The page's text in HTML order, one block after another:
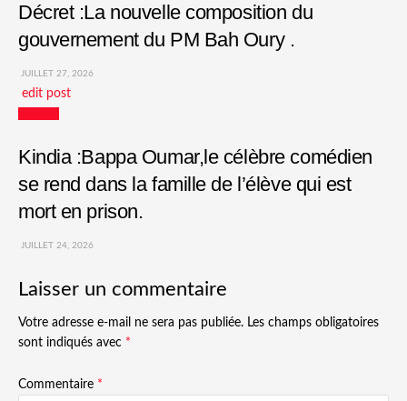
Décret :La nouvelle composition du
gouvernement du PM Bah Oury .
JUILLET 27, 2026
edit post
Kindia :Bappa Oumar,le célèbre comédien
se rend dans la famille de l’élève qui est
mort en prison.
JUILLET 24, 2026
Laisser un commentaire
Votre adresse e-mail ne sera pas publiée. Les champs obligatoires
sont indiqués avec *
Commentaire *